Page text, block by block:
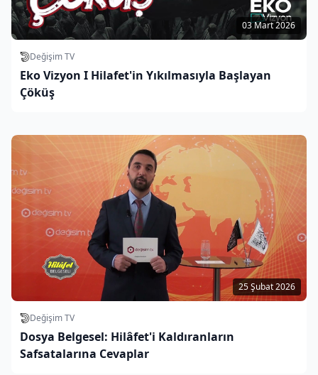
03 Mart 2026
Değişim TV
Eko Vizyon I Hilafet'in Yıkılmasıyla Başlayan
Çöküş
25 Şubat 2026
Değişim TV
Dosya Belgesel: Hilâfet'i Kaldıranların
Safsatalarına Cevaplar